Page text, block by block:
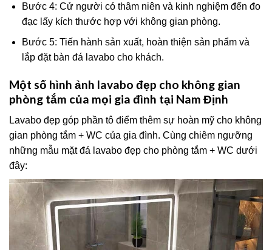
Bước 4: Cử người có thâm niên và kinh nghiệm đến đo
đạc lấy kích thước hợp với không gian phòng.
Bước 5: Tiến hành sản xuất, hoàn thiện sản phẩm và
lắp đặt bàn đá lavabo cho khách.
Một số hình ảnh lavabo đẹp cho không gian
phòng tắm của mọi gia đình tại Nam Định
Lavabo đẹp góp phần tô điểm thêm sự hoàn mỹ cho không
gian phòng tắm + WC của gia đình. Cùng chiêm ngưỡng
những mẫu mặt đá lavabo đẹp cho phòng tắm + WC dưới
đây: